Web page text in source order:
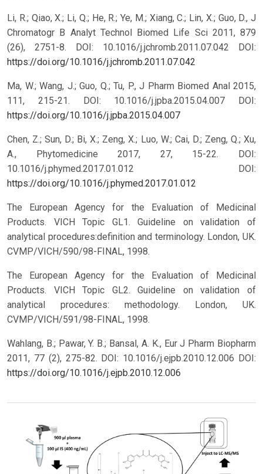
Li, R.; Qiao, X.; Li, Q.; He, R.; Ye, M.; Xiang, C.; Lin, X.; Guo, D., J
Chromatogr B Analyt Technol Biomed Life Sci 2011, 879
(26), 2751-8. DOI: 10.1016/j.jchromb.2011.07.042 DOI:
https://doi.org/10.1016/j.jchromb.2011.07.042
Ma, W.; Wang, J.; Guo, Q.; Tu, P., J Pharm Biomed Anal 2015,
111, 215-21. DOI: 10.1016/j.jpba.2015.04.007 DOI:
https://doi.org/10.1016/j.jpba.2015.04.007
Chen, Z.; Sun, D.; Bi, X.; Zeng, X.; Luo, W.; Cai, D.; Zeng, Q.; Xu,
A., Phytomedicine 2017, 27, 15-22. DOI:
10.1016/j.phymed.2017.01.012 DOI:
https://doi.org/10.1016/j.phymed.2017.01.012
The European Agency for the Evaluation of Medicinal
Products. VICH Topic GL1. Guideline on validation of
analytical procedures:definition and terminology. London, UK.
CVMP/VICH/590/98-FINAL, 1998.
The European Agency for the Evaluation of Medicinal
Products. VICH Topic GL2. Guideline on validation of
analytical procedures: methodology. London, UK.
CVMP/VICH/591/98-FINAL, 1998.
Wahlang, B.; Pawar, Y. B.; Bansal, A. K., Eur J Pharm Biopharm
2011, 77 (2), 275-82. DOI: 10.1016/j.ejpb.2010.12.006 DOI:
https://doi.org/10.1016/j.ejpb.2010.12.006